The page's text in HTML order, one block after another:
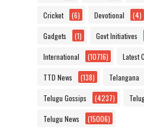
Cricket (6) Devotional (4)
Gadgets (1) Govt Initiatives
International (10716) Latest
TTD News (138) Telangana
Telugu Gossips (4237)
Telugu News (15006)